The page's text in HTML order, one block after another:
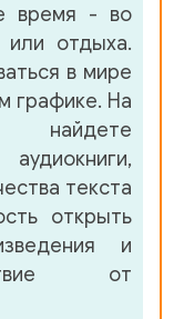
время - во
или отдыха.
в мире
графике. На
найдете
текста
открыть
и
от